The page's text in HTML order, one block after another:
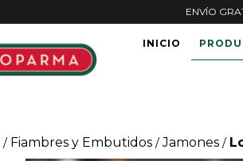
ENVÍO
INICIO
/ Fiambres y Embutidos / Jamones /